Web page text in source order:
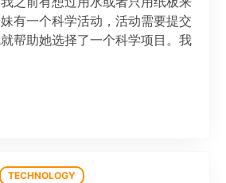
有一个科学活动，活动需要提交
帮助她选择了一个科学项目。我
TECHNOLOGY